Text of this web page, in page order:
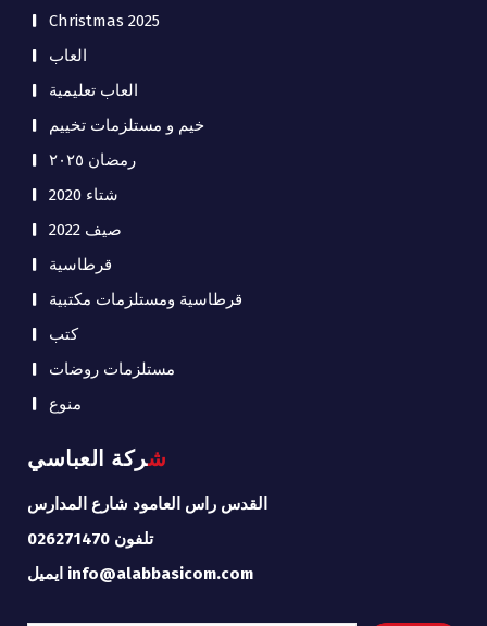
Christmas 2025
العاب
العاب تعليمية
خيم و مستلزمات تخييم
رمضان ٢٠٢٥
شتاء 2020
صيف 2022
قرطاسية
قرطاسية ومستلزمات مكتبية
كتب
مستلزمات روضات
منوع
شركة العباسي
القدس راس العامود شارع المدارس
تلفون 026271470
ايميل info@alabbasicom.com